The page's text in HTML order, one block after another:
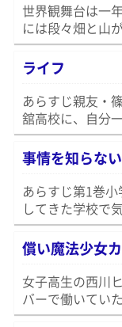
世界観舞台は一
には段々畑と山
ライフ
あらすじ親友・
舘高校に、自分
事情を知らな
あらすじ第1巻
してきた学校で
償い魔法少女
女子高生の西川
バーで働いてい